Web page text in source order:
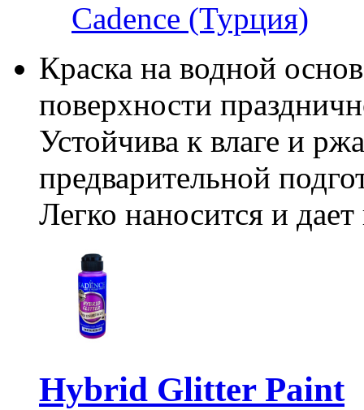
Cadence (Турция)
Краска на водной
поверхности
Устойчива к влаге и
предварительной
Легко наносится и
Hybrid Glitter Paint